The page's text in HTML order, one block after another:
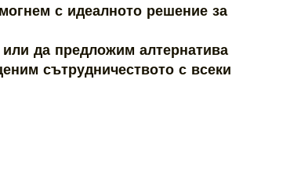
с идеалното решение за
да предложим алтернатива
сътрудничеството с всеки